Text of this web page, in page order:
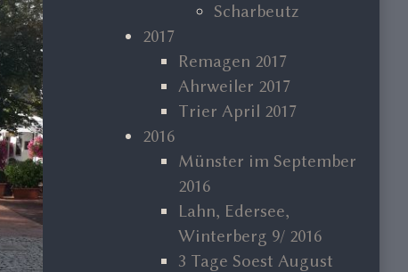
Scharbeutz
2017
Remagen 2017
Ahrweiler 2017
Trier April 2017
2016
Münster im September
2016
Lahn, Edersee,
Winterberg 9/ 2016
3 Tage Soest August